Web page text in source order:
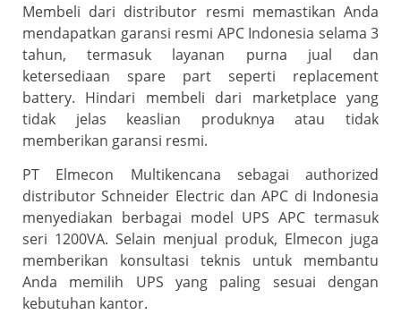
Membeli dari distributor resmi memastikan Anda
mendapatkan garansi resmi APC Indonesia selama 3
tahun, termasuk layanan purna jual dan
ketersediaan spare part seperti replacement
battery. Hindari membeli dari marketplace yang
tidak jelas keaslian produknya atau tidak
memberikan garansi resmi.
PT Elmecon Multikencana sebagai authorized
distributor Schneider Electric dan APC di Indonesia
menyediakan berbagai model UPS APC termasuk
seri 1200VA. Selain menjual produk, Elmecon juga
memberikan konsultasi teknis untuk membantu
Anda memilih UPS yang paling sesuai dengan
kebutuhan kantor.